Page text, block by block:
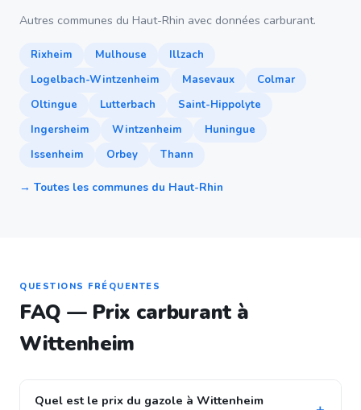
Autres communes du Haut-Rhin avec données carburant.
Rixheim Mulhouse
Illzach
Logelbach-Wintzenheim
Masevaux
Colmar
Oltingue
Lutterbach
Saint-Hippolyte
Ingersheim
Wintzenheim
Huningue
Issenheim
Orbey Thann
→ Toutes les communes du Haut-Rhin
QUESTIONS FRÉQUENTES
FAQ — Prix carburant à
Wittenheim
Quel est le prix du gazole à Wittenheim